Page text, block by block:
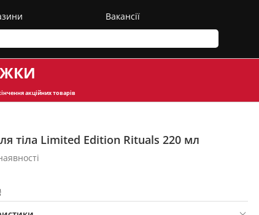
Вакансії
акційних товарів
тіла Limited Edition Rituals 220 мл